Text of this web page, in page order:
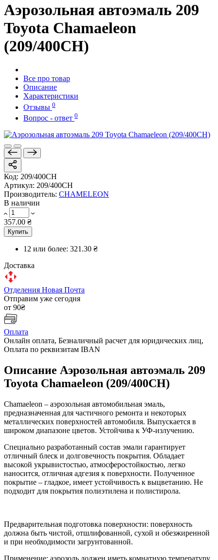
Аэрозольная автоэмаль 209
Toyota Chamaeleon
(209/400CH)
Все про товар
Описание
Характеристики
Отзывы 0
Вопрос - ответ 0
Код: 209/400CH
Артикул: 209/400CH
Производитель: CHAMELEON
В наличии
357.00 ₴
Купить
12 или более: 321.30 ₴
Доставка
Отделения Новая Почта
Отправим уже сегодня
от 90₴
Оплата
Онлайн оплата, Безналичный расчет для юридических лиц,
Оплата по реквизитам IBAN
Описание Аэрозольная автоэмаль 209
Toyota Chamaeleon (209/400CH)
Chamaeleon – аэрозольная автомобильная эмаль,
предназначенная для частичного ремонта и некоторых
металлических поверхностей автомобиля. Выпускается в
широком диапазоне цветов. Устойчива к УФ-излучению.
Специально разработанный состав эмали гарантирует
отличный блеск и долговечность покрытия. Обладает
высокой укрывистостью, атмосферостойкостью, легко
наносится, отличная адгезия к поверхности. Полученное
покрытие – гладкое, имеет устойчивость к выцветанию. Не
подходит для покрытия полиэтилена и полистирола.
Предварительная подготовка поверхности: поверхность
должна быть чистой, отшлифованной, сухой и обезжиренной
и при необходимости загрунтованной.
Применение: аэрозоль должен иметь комнатную температуру.